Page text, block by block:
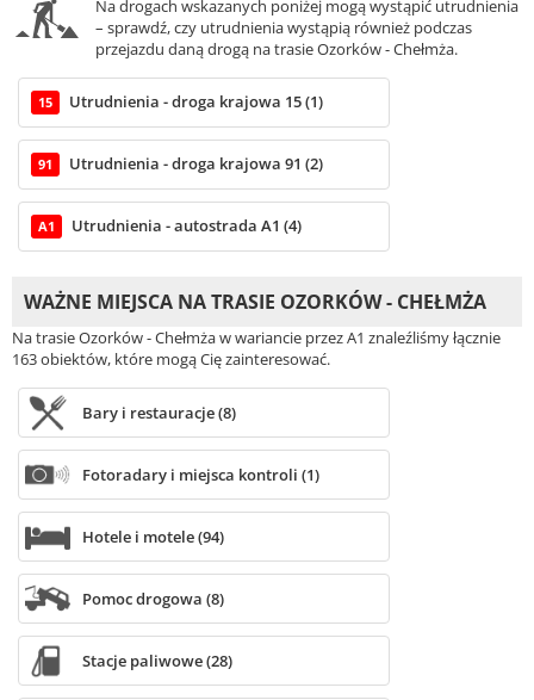
Na drogach wskazanych poniżej mogą wystąpić utrudnienia
– sprawdź, czy utrudnienia wystąpią również podczas
przejazdu daną drogą na trasie Ozorków - Chełmża.
15 Utrudnienia - droga krajowa 15 (1)
91 Utrudnienia - droga krajowa 91 (2)
A1 Utrudnienia - autostrada A1 (4)
WAŻNE MIEJSCA NA TRASIE OZORKÓW - CHEŁMŻA
Na trasie Ozorków - Chełmża w wariancie przez A1 znaleźliśmy łącznie
163 obiektów, które mogą Cię zainteresować.
Bary i restauracje (8)
Fotoradary i miejsca kontroli (1)
Hotele i motele (94)
Pomoc drogowa (8)
Stacje paliwowe (28)